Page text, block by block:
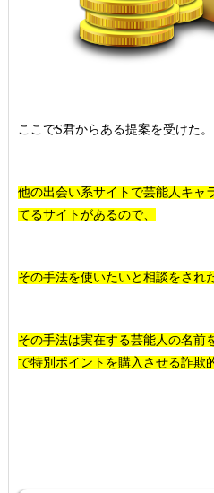
ここでS君からある提案を受けた。
他の出会い系サイトで芸能人キャ
てるサイトがあるので、
その手法を使いたいと相談をされ
その手法は実在する芸能人の名前
で特別ポイントを購入させる詐欺